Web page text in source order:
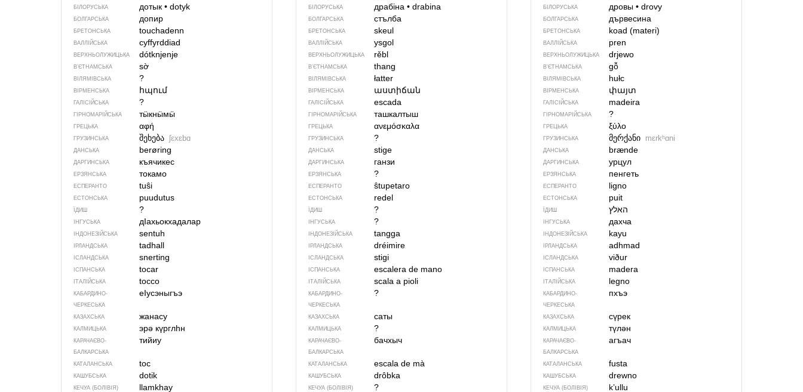
БІЛОРУСЬКА дотык •dotyk
БОЛГАРСЬКА допир
БРЕТОНСЬКА touchadenn
ВАЛЛІЙСЬКА cyffyrddiad
ВЕРХНЬОЛУЖИЦЬКА dótknjenje
В’ЄТНАМСЬКА sờ
ВІЛЯМІВСЬКА ?
ВІРМЕНСЬКА հպում
ГАЛІСІЙСЬКА ?
ГІРНОМАРІЙСЬКА тӹкнӹмӹ
ГРЕЦЬКА αφή
ГРУЗИНСЬКА შეხება ʃɛxɛbɑ
ДАНСЬКА berøring
ДАРГИНСЬКА къячикес
ЕРЗЯНСЬКА токамо
ЕСПЕРАНТО tuŝi
ЕСТОНСЬКА puudutus
ЇДИШ ?
ІНГУСЬКА дIахьокхадалар
ІНДОНЕЗІЙСЬКА sentuh
ІРЛАНДСЬКА tadhall
ІСЛАНДСЬКА snerting
ІСПАНСЬКА tocar
ІТАЛІЙСЬКА tocco
КАБАРДИНО-
ЧЕРКЕСЬКА
еIусэныгъэ
КАЗАХСЬКА жанасу
КАЛМИЦЬКА эрә күрглһн
КАРАЧАЄВО-
БАЛКАРСЬКА
тийиу
КАТАЛАНСЬКА toc
КАШУБСЬКА dotik
КЕЧУА (БОЛІВІЯ) llamkhay
БІЛОРУСЬКА драбіна • drabina
БОЛГАРСЬКА стълба
БРЕТОНСЬКА skeul
ВАЛЛІЙСЬКА ysgol
ВЕРХНЬОЛУЖИЦЬКА rěbl
В’ЄТНАМСЬКА thang
ВІЛЯМІВСЬКА łatter
ВІРМЕНСЬКА աստիճան
ГАЛІСІЙСЬКА escada
ГІРНОМАРІЙСЬКА ташкалтыш
ГРЕЦЬКА ανεμόσκαλα
ГРУЗИНСЬКА ?
ДАНСЬКА stige
ДАРГИНСЬКА ганзи
ЕРЗЯНСЬКА ?
ЕСПЕРАНТО ŝtupetaro
ЕСТОНСЬКА redel
ЇДИШ ?
ІНГУСЬКА ?
ІНДОНЕЗІЙСЬКА tangga
ІРЛАНДСЬКА dréimire
ІСЛАНДСЬКА stigi
ІСПАНСЬКА escalera de mano
ІТАЛІЙСЬКА scala a pioli
КАБАРДИНО-
ЧЕРКЕСЬКА
?
КАЗАХСЬКА саты
КАЛМИЦЬКА ?
КАРАЧАЄВО-
БАЛКАРСЬКА
бачхыч
КАТАЛАНСЬКА escala de mà
КАШУБСЬКА drôbka
КЕЧУА (БОЛІВІЯ) ?
БІЛОРУСЬКА дровы• drovy
БОЛГАРСЬКА дървесина
БРЕТОНСЬКА koad (materi)
ВАЛЛІЙСЬКА pren
ВЕРХНЬОЛУЖИЦЬКА drjewo
В’ЄТНАМСЬКА gỗ
ВІЛЯМІВСЬКА hułc
ВІРМЕНСЬКА փայտ
ГАЛІСІЙСЬКА madeira
ГІРНОМАРІЙСЬКА ?
ГРЕЦЬКА ξύλο
ГРУЗИНСЬКА მერქანი mɛrkʰɑni
ДАНСЬКА brænde
ДАРГИНСЬКА урцул
ЕРЗЯНСЬКА пенгеть
ЕСПЕРАНТО ligno
ЕСТОНСЬКА puit
ЇДИШ האלץ
ІНГУСЬКА дахча
ІНДОНЕЗІЙСЬКА kayu
ІРЛАНДСЬКА adhmad
ІСЛАНДСЬКА viður
ІСПАНСЬКА madera
ІТАЛІЙСЬКА legno
КАБАРДИНО-
ЧЕРКЕСЬКА
пхъэ
КАЗАХСЬКА сүрек
КАЛМИЦЬКА түлән
КАРАЧАЄВО-
БАЛКАРСЬКА
агъач
КАТАЛАНСЬКА fusta
КАШУБСЬКА drewno
КЕЧУА (БОЛІВІЯ) k’ullu